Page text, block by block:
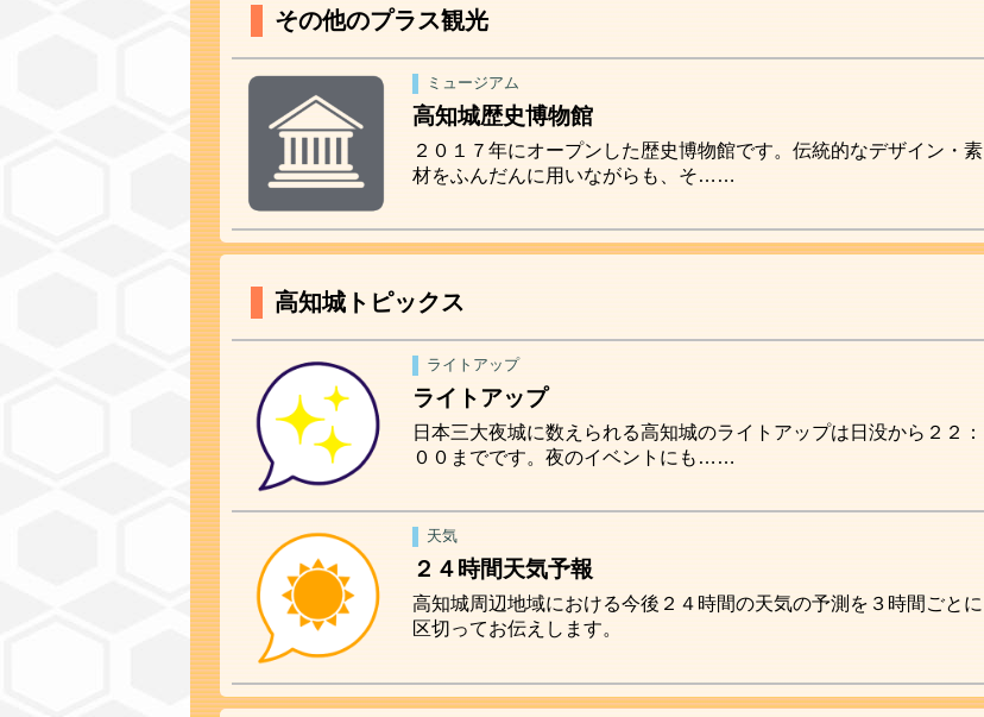
その他のプラス観光
ミュージアム
高知城歴史博物館
２０１７年にオープンした歴史博物館です。伝統的なデザイン・素
材をふんだんに用いながらも、そ……
高知城トピックス
ライトアップ
ライトアップ
日本三大夜城に数えられる高知城のライトアップは日没から２２：
００までです。夜のイベントにも……
天気
２４時間天気予報
高知城周辺地域における今後２４時間の天気の予測を３時間ごとに
区切ってお伝えします。